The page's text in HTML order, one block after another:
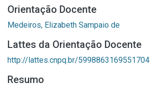
Orientação Docente
Medeiros, Elizabeth Sampaio de
Lattes da Orientação Docente
http://lattes.cnpq.br/5998863169551704
Resumo